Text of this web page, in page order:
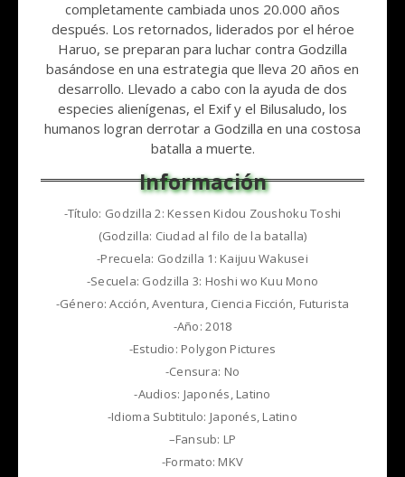
completamente cambiada unos 20.000 años
después. Los retornados, liderados por el héroe
Haruo, se preparan para luchar contra Godzilla
basándose en una estrategia que lleva 20 años en
desarrollo. Llevado a cabo con la ayuda de dos
especies alienígenas, el Exif y el Bilusaludo, los
humanos logran derrotar a Godzilla en una costosa
batalla a muerte.
-Título: Godzilla 2: Kessen Kidou Zoushoku Toshi
(Godzilla: Ciudad al filo de la batalla)
-Precuela: Godzilla 1: Kaijuu Wakusei
-Secuela: Godzilla 3: Hoshi wo Kuu Mono
-Género: Acción, Aventura, Ciencia Ficción, Futurista
-Año: 2018
-Estudio: Polygon Pictures
-Censura: No
-Audios: Japonés, Latino
-Idioma Subtitulo: Japonés, Latino
–Fansub: LP
-Formato: MKV